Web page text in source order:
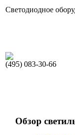
Светодиодное
(495) 083-30-66
Обзор